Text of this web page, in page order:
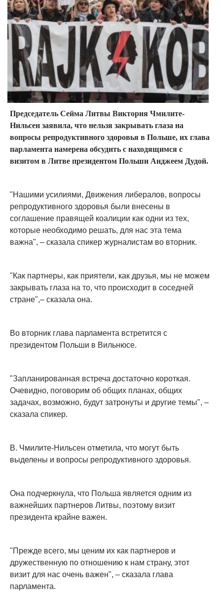
Председатель Сейма Литвы Виктория Чмилите-
Нильсен заявила, что нельзя закрывать глаза на
вопросы репродуктивного здоровья в Польше, их глава
парламента намерена обсудить с находящимся с
визитом в Литве президентом Польши Анджеем Дудой.
"Нашими усилиями, Движения либералов, вопросы
репродуктивного здоровья были внесены в
соглашение правящей коалиции как одни из тех,
которые необходимо решать, для нас эта тема
важна", – сказала спикер журналистам во вторник.
"Как партнеры, как приятели, как друзья, мы не можем
закрывать глаза на то, что происходит в соседней
стране",– сказала она.
Во вторник глава парламента встретится с
президентом Польши в Вильнюсе.
"Запланированная встреча достаточно короткая.
Очевидно, поговорим об общих планах, общих
задачах, возможно, будут затронуты и другие темы", –
сказала спикер.
В. Чмилите-Нильсен отметила, что могут быть
выделены и вопросы репродуктивного здоровья.
Она подчеркнула, что Польша является одним из
важнейших партнеров Литвы, поэтому визит
президента крайне важен.
"Прежде всего, мы ценим их как партнеров и
дружественную по отношению к нам страну, этот
визит для нас очень важен", – сказала глава
парламента.